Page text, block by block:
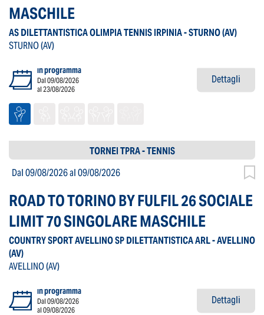
MASCHILE
AS DILETTANTISTICA OLIMPIA TENNIS IRPINIA - STURNO(AV)
STURNO(AV)
in programma
Dal 09/08/2026
al 23/08/2026
Dettagli
TORNEI TPRA - TENNIS
Dal 09/08/2026al 09/08/2026
ROAD TO TORINO BY FULFIL 26 SOCIALE
LIMIT 70 SINGOLARE MASCHILE
COUNTRY SPORT AVELLINO SP DILETTANTISTICA ARL - AVELLINO
(AV)
AVELLINO(AV)
in programma
Dal 09/08/2026
al 09/08/2026
Dettagli